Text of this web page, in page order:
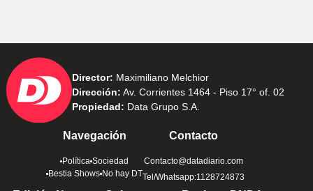
Director: Maximiliano Melchior
Dirección: Av. Corrientes 1464 - Piso 17° of. 02
Propiedad: Data Grupo S.A.
Navegación
Política Sociedad
Bestia Shows No hay DT
Contacto
Contacto@datadiario.com
Tel/Whatsapp:1128724873